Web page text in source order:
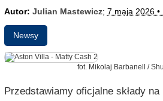
Autor: Julian Mastewicz; 7 maja 2026 •
Newsy
fot. Mikolaj Barbanell /
Przedstawiamy oficjalne składy